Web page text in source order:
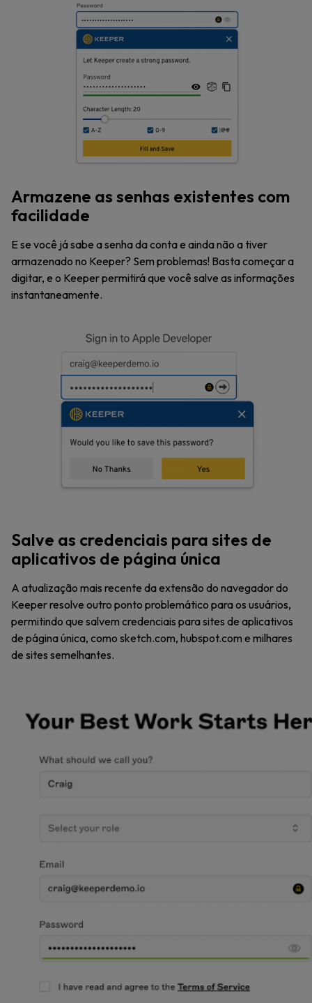
Armazene as senhas existentes com
facilidade
E se você já sabe a senha da conta e ainda não a tiver
armazenado no Keeper? Sem problemas! Basta começar a
digitar, e o Keeper permitirá que você salve as informações
instantaneamente.
Salve as credenciais para sites de
aplicativos de página única
A atualização mais recente da extensão do navegador do
Keeper resolve outro ponto problemático para os usuários,
permitindo que salvem credenciais para sites de aplicativos
de página única, como sketch.com, hubspot.com e milhares
de sites semelhantes.